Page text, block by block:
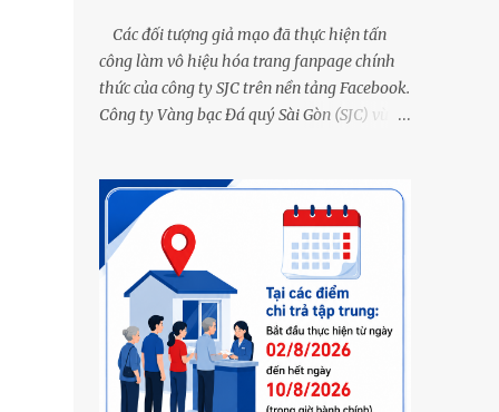
Các đối tượng giả mạo đã thực hiện tấn
công làm vô hiệu hóa trang fanpage chính
thức của công ty SJC trên nền tảng Facebook.
Công ty Vàng bạc Đá quý Sài Gòn (SJC) vừa
fanpage chính thức của công ty SJC trên nền
tảng Facebook (đường link page
www.facebook.com/sjcsaigon). Trước đó,
công ty liên tục ghi nhận và cảnh báo đến
khách hàng việc các đối tượng xấu giả mạo
Fanpage của SJC trên nền tảng Facebook
nhằm mục đích lừa đảo, trục lợi. Để bảo đảm
an toàn tài sản cho khách hàng, công ty SJC